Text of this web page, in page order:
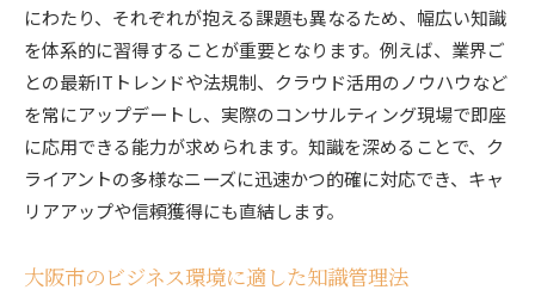
にわたり、それぞれが抱える課題も異なるため、幅広い知識
を体系的に習得することが重要となります。例えば、業界ご
との最新ITトレンドや法規制、クラウド活用のノウハウなど
を常にアップデートし、実際のコンサルティング現場で即座
に応用できる能力が求められます。知識を深めることで、ク
ライアントの多様なニーズに迅速かつ的確に対応でき、キャ
リアアップや信頼獲得にも直結します。
大阪市のビジネス環境に適した知識管理法